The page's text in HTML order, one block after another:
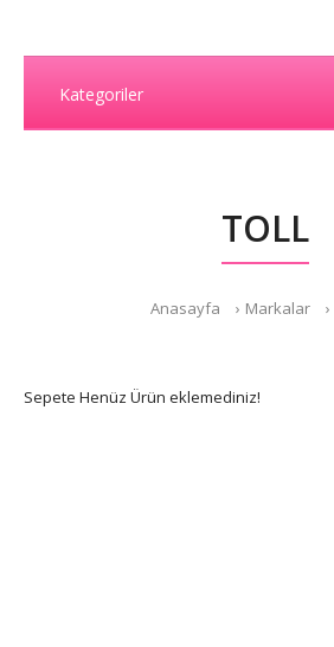
Kategoriler
TOLL
Anasayfa Markalar
Sepete Henüz Ürün eklemediniz!